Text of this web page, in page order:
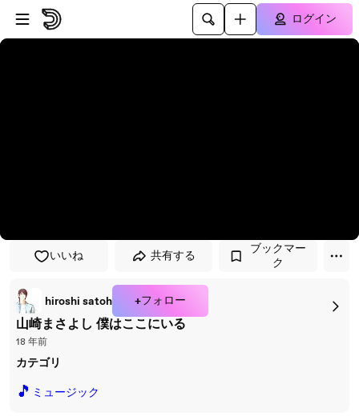
プレイヤーにスキップ
メインコンテンツにスキップ
ログイン
いいね 共有する
ブックマー
ク
hiroshi satoh +フォロー
山崎まさよし 僕はここにいる
18 年前
カテゴリ
🎵 ミュージック